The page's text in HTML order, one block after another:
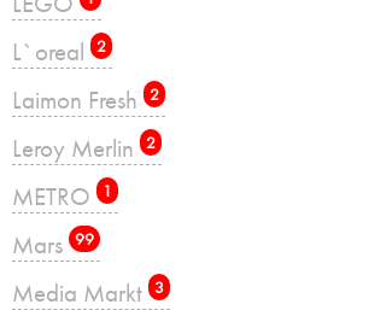
L`oreal 2
Laimon Fresh 2
Leroy Merlin 2
METRO 1
Mars 99
Media Markt 3